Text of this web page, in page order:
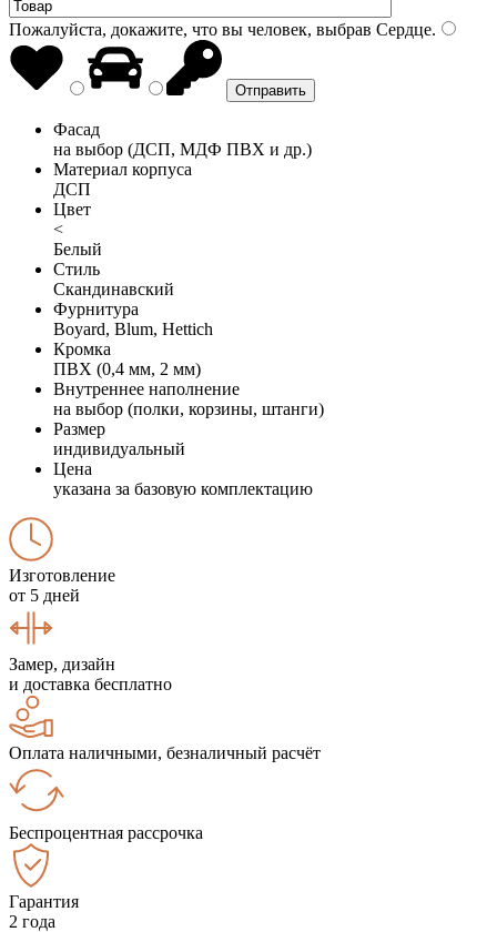
Пожалуйста, докажите, что вы человек, выбрав Сердце.
Фасад
на выбор (ДСП, МДФ ПВХ и др.)
Материал корпуса
ДСП
Цвет
<
Белый
Стиль
Скандинавский
Фурнитура
Boyard, Blum, Hettich
Кромка
ПВХ (0,4 мм, 2 мм)
Внутреннее наполнение
на выбор (полки, корзины, штанги)
Размер
индивидуальный
Цена
указана за базовую комплектацию
Изготовление
от 5 дней
Замер, дизайн
и доставка бесплатно
Оплата наличными, безналичный расчёт
Беспроцентная рассрочка
Гарантия
2 года